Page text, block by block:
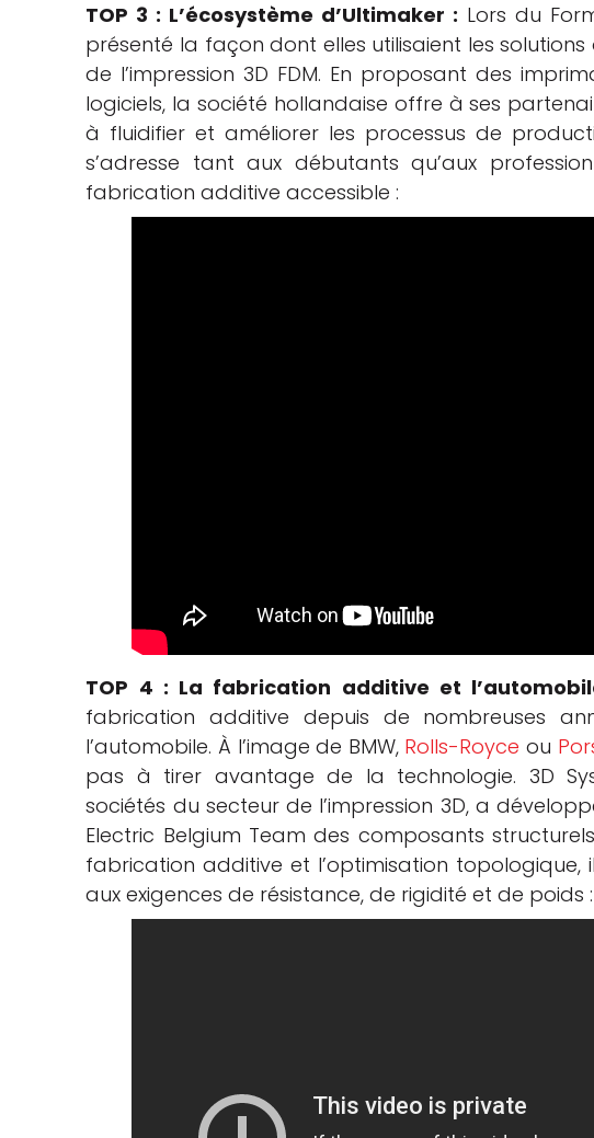
TOP 3 : L’écosystème d’Ultimaker : Lors du
présenté la façon dont elles utilisaient les
de l’impression 3D FDM. En proposant des
logiciels, la société hollandaise offre à ses
à fluidifier et améliorer les processus de
s’adresse tant aux débutants qu’aux
fabrication additive accessible :
TOP 4 : La fabrication additive et
fabrication additive depuis de nombreuses
l’automobile. À l’image de BMW, Rolls-Royce ou
pas à tirer avantage de la technologie. 3D
sociétés du secteur de l’impression 3D, a
Electric Belgium Team des composants
fabrication additive et l’optimisation
aux exigences de résistance, de rigidité et de poids :